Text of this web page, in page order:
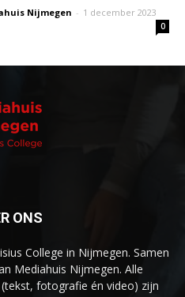
Nijmegen - 1 december 2023
0
ONS
College in Nijmegen. Samen
Mediahuis Nijmegen. Alle
fotografie én video) zijn